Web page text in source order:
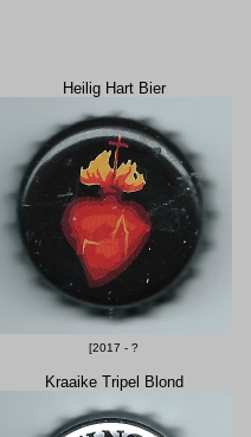
Heilig Hart Bier
[2017 - ?
Kraaike Tripel Blond